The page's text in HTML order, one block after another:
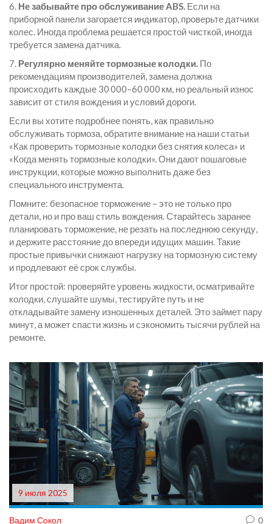
6. Не забывайте про обслуживание ABS. Если на
приборной панели загорается индикатор, проверьте датчики
колес. Иногда проблема решается простой чисткой, иногда
требуется замена датчика.
7. Регулярно меняйте тормозные колодки. По
рекомендациям производителей, замена должна
происходить каждые 30 000–60 000 км, но реальный износ
зависит от стиля вождения и условий дороги.
Если вы хотите подробнее понять, как правильно
обслуживать тормоза, обратите внимание на наши статьи
«Как проверить тормозные колодки без снятия колеса» и
«Когда менять тормозные колодки». Они дают пошаговые
инструкции, которые можно выполнить даже без
специального инструмента.
Помните: безопасное торможение – это не только про
детали, но и про ваш стиль вождения. Старайтесь заранее
планировать торможение, не резать на последнюю секунду,
и держите расстояние до впереди идущих машин. Такие
простые привычки снижают нагрузку на тормозную систему
и продлевают её срок службы.
Итог простой: проверяйте уровень жидкости, осматривайте
колодки, слушайте шумы, тестируйте путь и не
откладывайте замену изношенных деталей. Это займет пару
минут, а может спасти жизнь и сэкономить тысячи рублей на
ремонте.
9 июля 2025
Вадим Сокол 0